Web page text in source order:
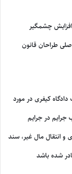
چشمگیر
طراحان قانون
کیفری در مورد
جرایم در جرایم
و انتقال مال غیر، سند
شده باشد